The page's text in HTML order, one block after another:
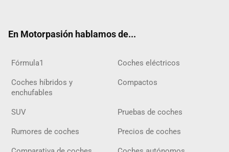
En Motorpasión hablamos de...
Fórmula1 Coches eléctricos
Coches híbridos y
enchufables
Compactos
SUV Pruebas de coches
Rumores de coches Precios de coches